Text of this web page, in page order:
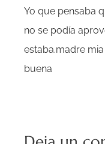
Yo que pensaba
no se podía
estaba.madre
buena